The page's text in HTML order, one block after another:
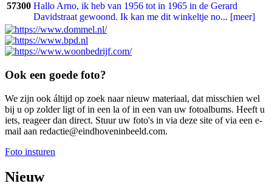
57300 Hallo Arno, ik heb van 1956 tot in 1965 in de Gerard
Davidstraat gewoond. Ik kan me dit winkeltje no... [meer]
Ook een goede foto?
We zijn ook áltijd op zoek naar nieuw materiaal, dat misschien wel
bij u op zolder ligt of in een la of in een van uw fotoalbums. Heeft u
iets, reageer dan direct. Stuur uw foto's in via deze site of via een e-
mail aan redactie@eindhoveninbeeld.com.
Foto insturen
Nieuw